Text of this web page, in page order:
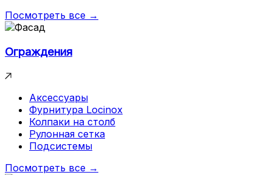
Посмотреть все →
Ограждения
Аксессуары
Фурнитура Locinox
Колпаки на столб
Рулонная сетка
Подсистемы
Посмотреть все →